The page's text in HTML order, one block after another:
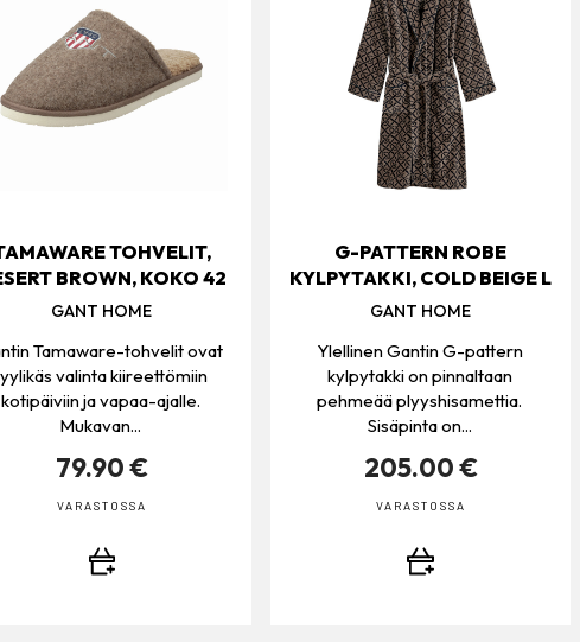
TOHVELIT,
BROWN, KOKO 42
GANT HOME
Tamaware-tohvelit ovat
valinta kiireettömiin
kotipäiviin ja vapaa-ajalle.
Mukavan...
79.90 €
VARASTOSSA
G-PATTERN ROBE
KYLPYTAKKI, COLD BEIGE L
GANT HOME
Ylellinen Gantin G-pattern
kylpytakki on pinnaltaan
pehmeää plyyshisamettia.
Sisäpinta on...
205.00 €
VARASTOSSA